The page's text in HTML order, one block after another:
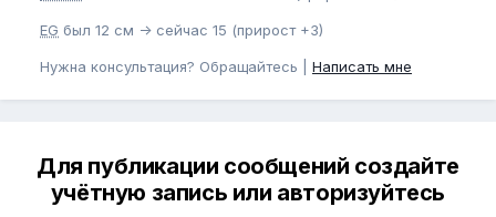
EG был 12 см -> сейчас 15 (прирост +3)
Нужна консультация? Обращайтесь | Написать мне
Для публикации сообщений создайте
учётную запись или авторизуйтесь